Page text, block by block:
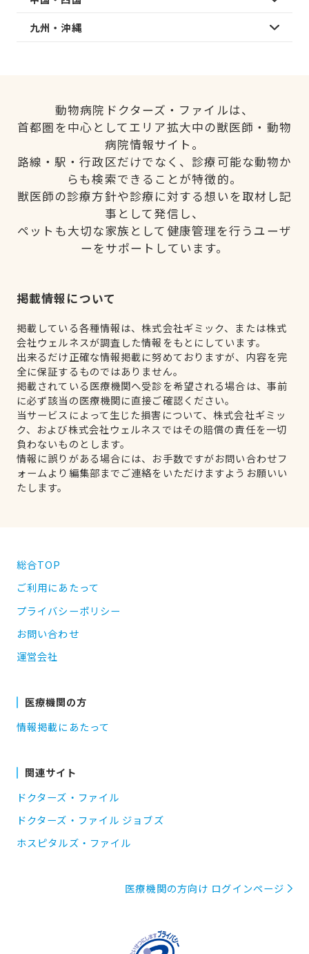
九州・沖縄
動物病院ドクターズ・ファイルは、
首都圏を中心としてエリア拡大中の獣医師・動物
病院情報サイト。
路線・駅・行政区だけでなく、診療可能な動物か
らも検索できることが特徴的。
獣医師の診療方針や診療に対する想いを取材し記
事として発信し、
ペットも大切な家族として健康管理を行うユーザ
ーをサポートしています。
掲載情報について
掲載している各種情報は、株式会社ギミック、または株式
会社ウェルネスが調査した情報をもとにしています。
出来るだけ正確な情報掲載に努めておりますが、内容を完
全に保証するものではありません。
掲載されている医療機関へ受診を希望される場合は、事前
に必ず該当の医療機関に直接ご確認ください。
当サービスによって生じた損害について、株式会社ギミッ
ク、および株式会社ウェルネスではその賠償の責任を一切
負わないものとします。
情報に誤りがある場合には、お手数ですがお問い合わせフ
ォームより編集部までご連絡をいただけますようお願いい
たします。
総合TOP
ご利用にあたって
プライバシーポリシー
お問い合わせ
運営会社
医療機関の方
情報掲載にあたって
関連サイト
ドクターズ・ファイル
ドクターズ・ファイル ジョブズ
ホスピタルズ・ファイル
医療機関の方向け ログインページ